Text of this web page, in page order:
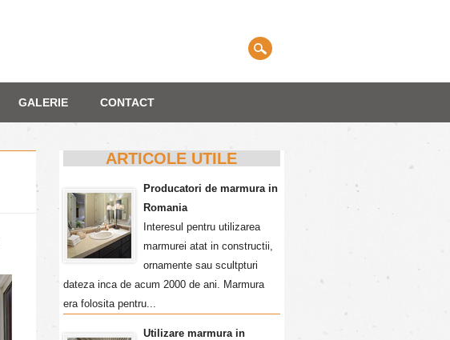
GALERIE CONTACT
ARTICOLE UTILE
Producatori de marmura in
Romania
Interesul pentru utilizarea
marmurei atat in constructii,
ornamente sau scultpturi
dateza inca de acum 2000 de ani. Marmura
era folosita pentru...
Utilizare marmura in